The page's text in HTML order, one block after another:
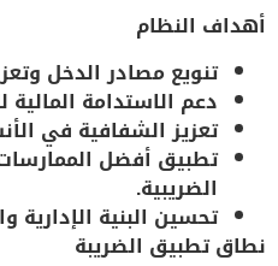
أهداف النظام
تنويع مصادر الدخل
دعم الاستدامة المالية
تعزيز الشفافية في
تطبيق أفضل
الضريبية.
تحسين البنية الإدارية
نطاق تطبيق الضريبة